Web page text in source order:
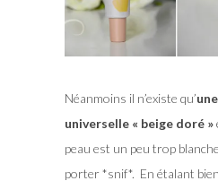
Néanmoins il n’existe qu’
universelle « beige doré »
peau est un peu trop
porter *snif*. En étalant